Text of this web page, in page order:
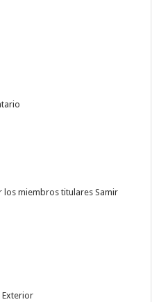
miembros titulares Samir
Exterior